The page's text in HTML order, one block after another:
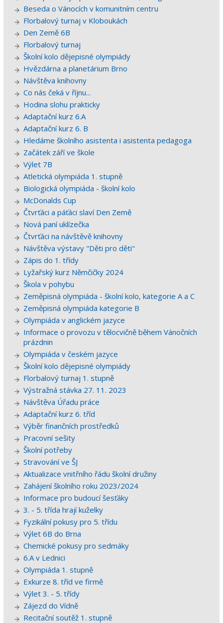
Beseda o Vánocích v komunitním centru
Florbalový turnaj v Kloboukách
Den Země 6B
Florbalový turnaj
Školní kolo dějepisné olympiády
Hvězdárna a planetárium Brno
Návštěva knihovny
Co nás čeká v říjnu...
Hodina slohu prakticky
Adaptační kurz 6.A
Adaptační kurz 6. B
Hledáme školního asistenta i asistenta pedagoga
Začátek září ve škole
Výlet 7B
Atletická olympiáda 1. stupně
Biologická olympiáda - školní kolo
McDonalds Cup
Čtvrťáci a páťáci slaví Den Země
Nová paní uklízečka
Čtvrťáci na návštěvě knihovny
Návštěva výstavy "Děti pro děti"
Zápis do 1. třídy
Lyžařský kurz Němčičky 2024
Škola v pohybu
Zeměpisná olympiáda - školní kolo, kategorie A a C
Zeměpisná olympiáda kategorie B
Olympiáda v anglickém jazyce
Informace o provozu v tělocvičně během Vánočních
prázdnin
Olympiáda v českém jazyce
Školní kolo dějepisné olympiády
Florbalový turnaj 1. stupně
Výstražná stávka 27. 11. 2023
Návštěva Úřadu práce
Adaptační kurz 6. tříd
Výběr finančních prostředků
Pracovní sešity
Školní potřeby
Stravování ve ŠJ
Aktualizace vnitřního řádu školní družiny
Zahájení školního roku 2023/2024
Informace pro budoucí šesťáky
3. - 5. třída hrají kuželky
Fyzikální pokusy pro 5. třídu
Výlet 6B do Brna
Chemické pokusy pro sedmáky
6.A v Lednici
Olympiáda 1. stupně
Exkurze 8. tříd ve firmě
Výlet 3. - 5. třídy
Zájezd do Vídně
Recitační soutěž 1. stupně